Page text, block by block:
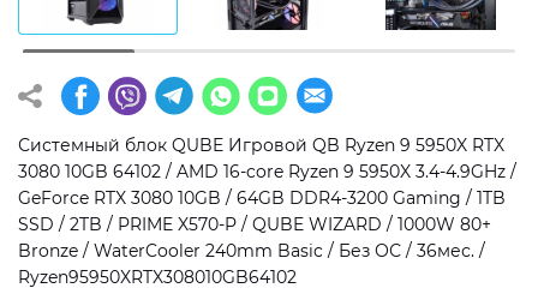
Операционная система
Windows 11 Home
Windows 11 Pro
Без ОС
Тип накопителя
SSD
HDD
SSD + HDD
Дополнительно
RGB-подсветка
Системный блок QUBE Игровой QB Ryzen 9 5950X RTX
3080 10GB 64102 / AMD 16-core Ryzen 9 5950X 3.4-4.9GHz /
GeForce RTX 3080 10GB / 64GB DDR4-3200 Gaming / 1TB
SSD / 2TB / PRIME X570-P / QUBE WIZARD / 1000W 80+
Bronze / WaterCooler 240mm Basic / Без ОС / 36мес. /
Ryzen95950XRTX308010GB64102